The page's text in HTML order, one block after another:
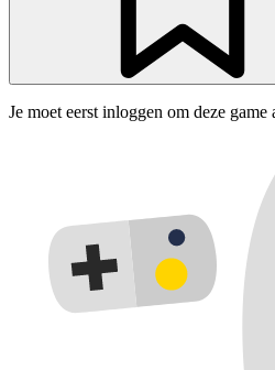
Je moet eerst inloggen om deze